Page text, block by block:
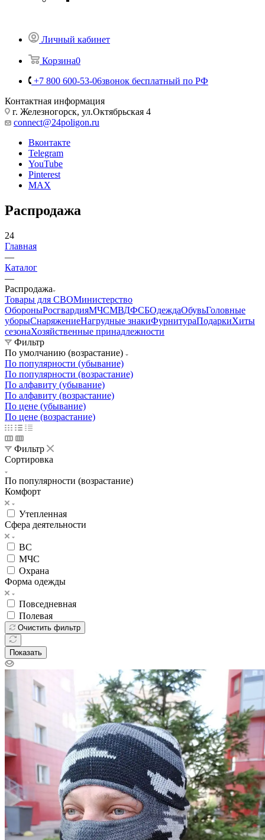
Личный кабинет
Корзина0
+7 800 600-53-06звонок бесплатный по РФ
Контактная информация
г. Железногорск, ул.Октябрьская 4
connect@24poligon.ru
Вконтакте
Telegram
YouTube
Pinterest
MAX
Распродажа
24
Главная
—
Каталог
—
Распродажа
Товары для СВОМинистерство
ОбороныРосгвардияМЧСМВДФСБОдеждаОбувьГоловные
уборыСнаряжениеНагрудные знакиФурнитураПодаркиХиты
сезонаХозяйственные принадлежности
Фильтр
По умолчанию (возрастание)
По популярности (убывание)
По популярности (возрастание)
По алфавиту (убывание)
По алфавиту (возрастание)
По цене (убывание)
По цене (возрастание)
Фильтр
Сортировка
По популярности (возрастание)
Комфорт
Утепленная
Сфера деятельности
ВС
МЧС
Охрана
Форма одежды
Повседневная
Полевая
Очистить фильтр
Показать